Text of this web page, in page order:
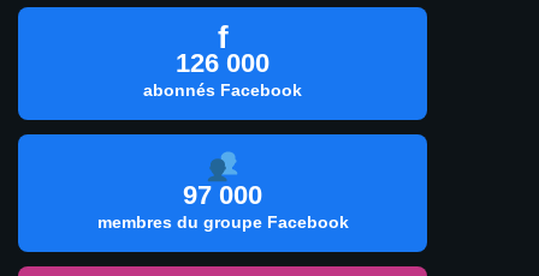
f
126 000
abonnés Facebook
97 000
membres du groupe Facebook